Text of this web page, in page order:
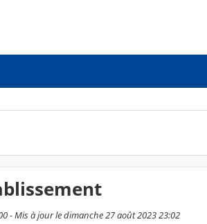
- Mis à jour le dimanche 27 août 2023 23:02